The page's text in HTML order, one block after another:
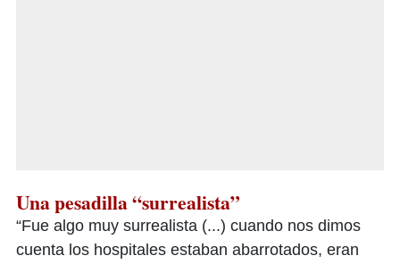
Una pesadilla “surrealista”
“Fue algo muy surrealista (...) cuando nos dimos
cuenta los hospitales estaban abarrotados, eran